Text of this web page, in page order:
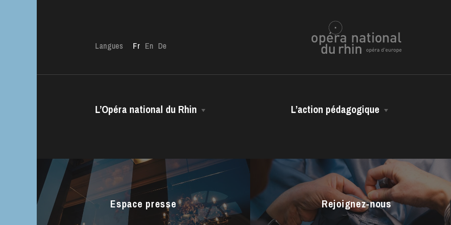
Visites de l’Opéra de
Strasbourg
Langues Fr En De
L’Opéra national du Rhin
Direction Générale
Le CCN • Ballet de l’Opéra national
Le Chœur
L’action pédagogique
Les ressources pédagogiques
Les vidéos métiers
Espace presse Rejoignez-nous